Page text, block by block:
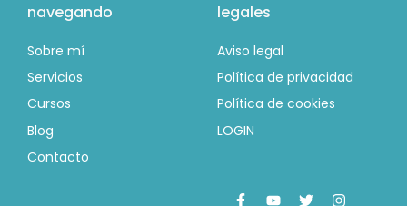
navegando
Sobre mí
Servicios
Cursos
Blog
Contacto
legales
Aviso legal
Política de privacidad
Política de cookies
LOGIN